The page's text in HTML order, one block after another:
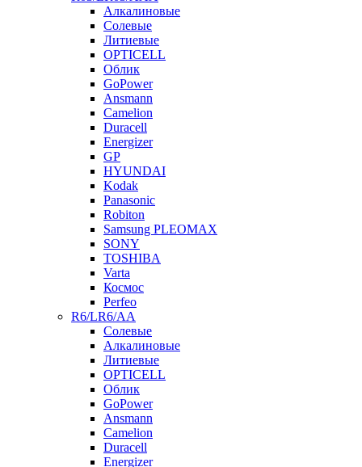
Алкалиновые
Солевые
Литиевые
OPTICELL
Облик
GoPower
Ansmann
Camelion
Duracell
Energizer
GP
HYUNDAI
Kodak
Panasonic
Robiton
Samsung PLEOMAX
SONY
TOSHIBA
Varta
Космос
Perfeo
R6/LR6/AA
Солевые
Алкалиновые
Литиевые
OPTICELL
Облик
GoPower
Ansmann
Camelion
Duracell
Energizer